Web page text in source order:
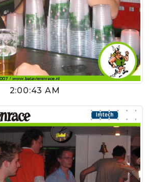
2:00:43 AM